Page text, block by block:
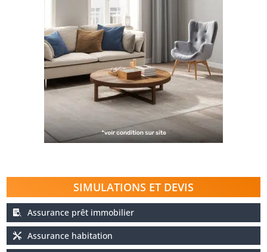
SIMULATIONS ET DEVIS
Assurance prêt immobilier
Assurance habitation